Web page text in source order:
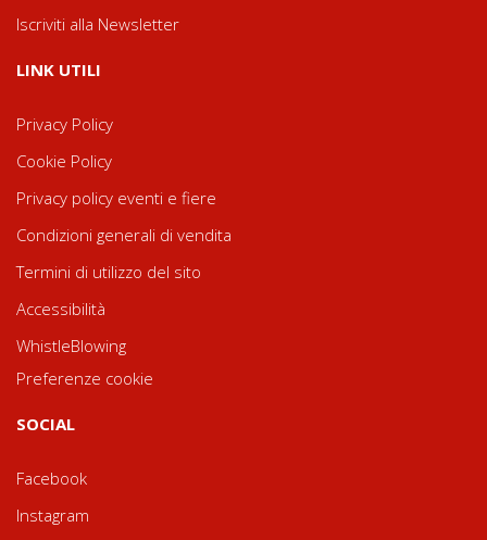
Iscriviti alla Newsletter
LINK UTILI
Privacy Policy
Cookie Policy
Privacy policy eventi e fiere
Condizioni generali di vendita
Termini di utilizzo del sito
Accessibilità
WhistleBlowing
Preferenze cookie
SOCIAL
Facebook
Instagram